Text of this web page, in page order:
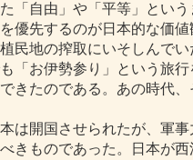
「自由」や「平等」とい
優先するのが日本的な価
民地の搾取にいそしんで
「お伊勢参り」という旅
きたのである。あの時代
は開国させられたが、軍
きものであった。日本が